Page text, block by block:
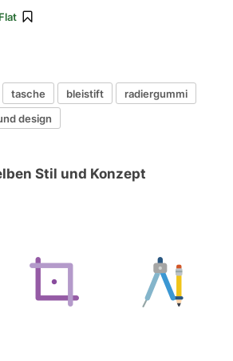
tasche bleistift
radiergummi
design
Stil und Konzept